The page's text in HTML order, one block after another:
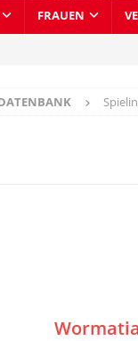
FRAUEN